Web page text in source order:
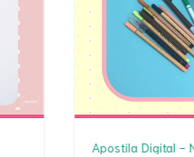
Apostila Digital -